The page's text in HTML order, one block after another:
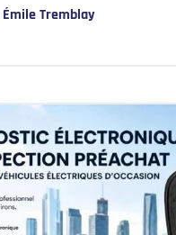
Émile Tremblay